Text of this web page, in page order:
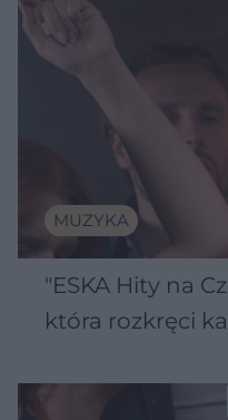
MUZYKA
"ESKA Hity na
która rozkręci